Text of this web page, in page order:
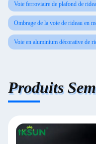
Voie ferroviaire de plafond de
Ombrage de la voie de rideau en
Voie en aluminium décorative de
Produits